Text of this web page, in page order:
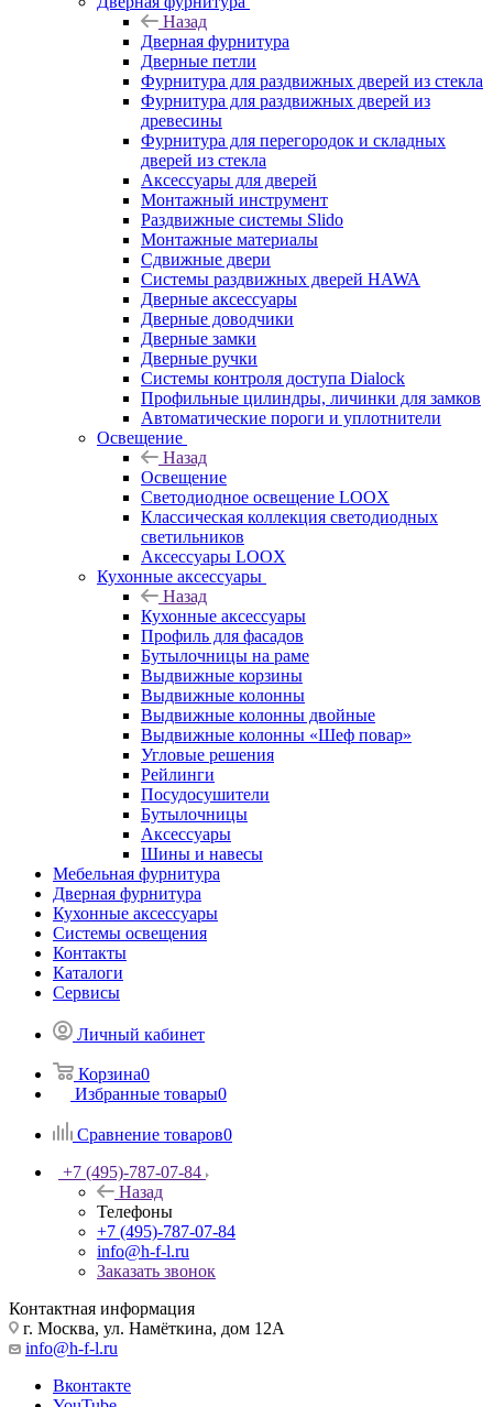
Назад
Дверная фурнитура
Дверные петли
Фурнитура для раздвижных дверей из стекла
Фурнитура для раздвижных дверей из
древесины
Фурнитура для перегородок и складных
дверей из стекла
Аксессуары для дверей
Монтажный инструмент
Раздвижные системы Slido
Монтажные материалы
Сдвижные двери
Системы раздвижных дверей HAWA
Дверные аксессуары
Дверные доводчики
Дверные замки
Дверные ручки
Системы контроля доступа Dialock
Профильные цилиндры, личинки для замков
Автоматические пороги и уплотнители
Освещение
Назад
Освещение
Светодиодное освещение LOOX
Классическая коллекция светодиодных
светильников
Аксессуары LOOX
Кухонные аксессуары
Назад
Кухонные аксессуары
Профиль для фасадов
Бутылочницы на раме
Выдвижные корзины
Выдвижные колонны
Выдвижные колонны двойные
Bыдвижные колонны «Шеф повар»
Угловые решения
Рейлинги
Посудосушители
Бутылочницы
Аксессуары
Шины и навесы
Мебельная фурнитура
Дверная фурнитура
Кухонные аксессуары
Системы освещения
Контакты
Каталоги
Сервисы
Личный кабинет
Корзина0
Избранные товары0
Сравнение товаров0
+7 (495)-787-07-84
Назад
Телефоны
+7 (495)-787-07-84
info@h-f-l.ru
Заказать звонок
Контактная информация
г. Москва, ул. Намёткина, дом 12А
info@h-f-l.ru
Вконтакте